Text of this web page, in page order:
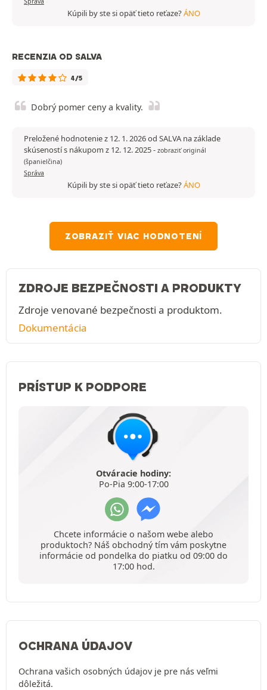
Kúpili by ste si opäť tieto reťaze?ÁNO
RECENZIA OD SALVA
4/5
Dobrý pomer ceny a kvality.
Preložené hodnotenie z 12. 1. 2026 od SALVA na základe
skúseností s nákupom z 12. 12. 2025- zobraziť originál
(španielčina)
Správa
Kúpili by ste si opäť tieto reťaze?ÁNO
ZOBRAZIŤ VIAC HODNOTENÍ
ZDROJE BEZPEČNOSTI A PRODUKTY
Zdroje venované bezpečnosti a produktom.
Dokumentácia
PRÍSTUP K PODPORE
Otváracie hodiny:
Po-Pia 9:00-17:00
Chcete informácie o našom webe alebo
produktoch? Náš obchodný tím vám poskytne
informácie od pondelka do piatku od 09:00 do
17:00 hod.
OCHRANA ÚDAJOV
Ochrana vašich osobných údajov je pre nás veľmi
dôležitá.